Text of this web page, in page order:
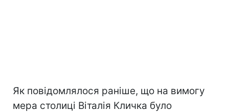
Як повідомлялося раніше, що на вимогу
мера столиці Віталія Кличка було